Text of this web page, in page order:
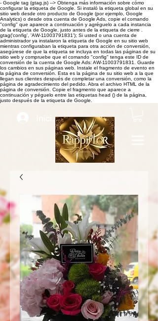
- Google tag (gtag.js) --> Obtenga más información sobre cómo
configurar la etiqueta de Google. Si instaló la etiqueta global en su
sitio web desde otro producto de Google (por ejemplo, Google
Analytics) o desde otra cuenta de Google Ads, copie el comando
"config" que aparece a continuación y agréguelo a cada instancia
de la etiqueta de Google, justo antes de la etiqueta de cierre .
gtag('config', 'AW-11003791831'); Si usted o una cuenta de
administrador ya instalaron la etiqueta de Google en su sitio web
mientras configuraban la etiqueta para otra acción de conversión,
asegúrese de que la etiqueta se incluya en todas las páginas de su
sitio web y compruebe que el comando "config" tenga este ID de
conversión de la cuenta de Google Ads: AW-11003791831. Guarde
los cambios en sus páginas web. Instale el fragmento de evento en
la página de conversión. Esta es la página de su sitio web a la que
llegan sus clientes después de completar una conversión, como la
página de agradecimiento del pedido. Abra el archivo HTML de la
página de conversión. Copie el fragmento que aparece a
continuación y péguelo entre las etiquetas head () de la página,
justo después de la etiqueta de Google.
Iniciar sesión